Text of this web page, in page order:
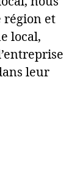
région et
local,
leur